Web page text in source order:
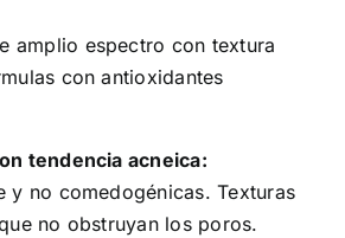
amplio espectro con textura
con antioxidantes
tendencia acneica:
y no comedogénicas. Texturas
no obstruyan los poros.